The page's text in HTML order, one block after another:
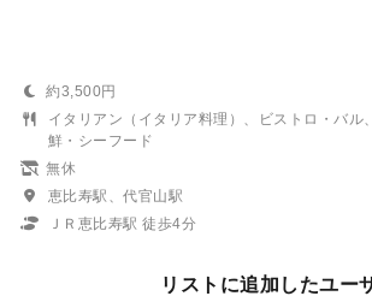
約3,500円
イタリアン（イタリア料理）、ビストロ・バル
鮮・シーフード
無休
恵比寿駅、代官山駅
ＪＲ恵比寿駅 徒歩4分
リストに追加したユー